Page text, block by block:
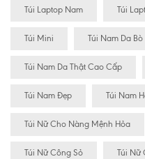
Túi Laptop Nam Túi
Túi Mini Túi Nam Da Bò
Túi Nam Da Thật Cao Cấp
Túi Nam Đẹp Túi Nam
Túi Nữ Cho Nàng Mệnh Hỏa
Túi Nữ Công Sỏ Túi Nữ